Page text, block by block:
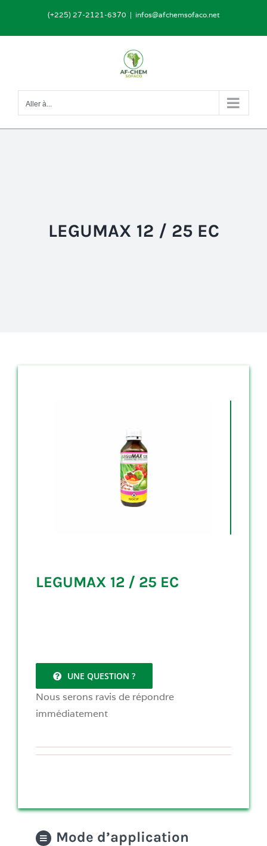
(+225) 27-2121-6370 | infos@afchemsofaco.net
Aller à...
LEGUMAX 12 / 25 EC
LEGUMAX 12 / 25 EC
UNE QUESTION ?
Nous serons ravis de répondre
immédiatement
Mode d’application